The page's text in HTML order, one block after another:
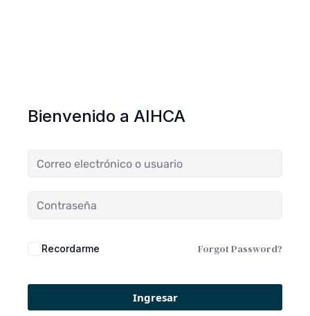
Bienvenido a AIHCA
Recordarme Forgot Password?
Ingresar